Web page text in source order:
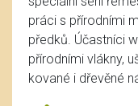
práci s přírodními
předků. Účastníci
přírodními vlákny,
kované i dřevěné